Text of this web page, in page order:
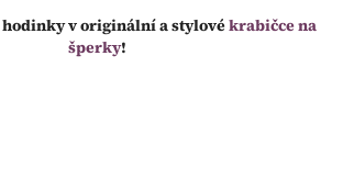
v originální a stylovékrabičce na
šperky!